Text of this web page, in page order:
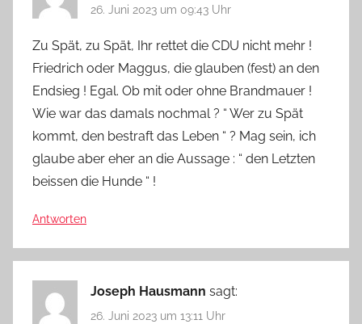
26. Juni 2023 um 09:43 Uhr
Zu Spät, zu Spät, Ihr rettet die CDU nicht mehr !
Friedrich oder Maggus, die glauben (fest) an den
Endsieg ! Egal. Ob mit oder ohne Brandmauer !
Wie war das damals nochmal ? “ Wer zu Spät
kommt, den bestraft das Leben “ ? Mag sein, ich
glaube aber eher an die Aussage : “ den Letzten
beissen die Hunde “ !
Antworten
Joseph Hausmann sagt:
26. Juni 2023 um 13:11 Uhr